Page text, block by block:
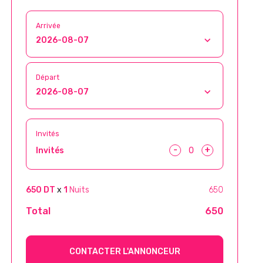
Arrivée
Départ
Invités
Invités - +
650 DT x 1 Nuits 650
Total 650
CONTACTER L'ANNONCEUR